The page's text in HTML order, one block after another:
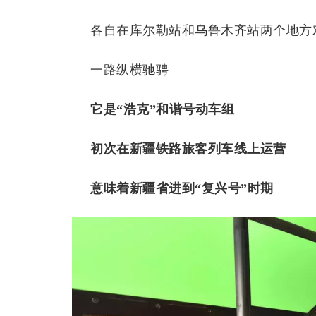
各自在库尔勒站和乌鲁木齐站两个地方
一路纵横驰骋
它是“浩克”和谐号动车组
初次在新疆铁路旅客列车线上运营
意味着新疆省进到“复兴号”时期